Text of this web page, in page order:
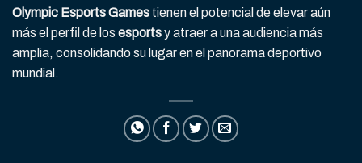
Olympic Esports Games tienen el potencial de elevar aún
más el perfil de los esportsy atraer a una audiencia más
amplia, consolidando su lugar en el panorama deportivo
mundial.